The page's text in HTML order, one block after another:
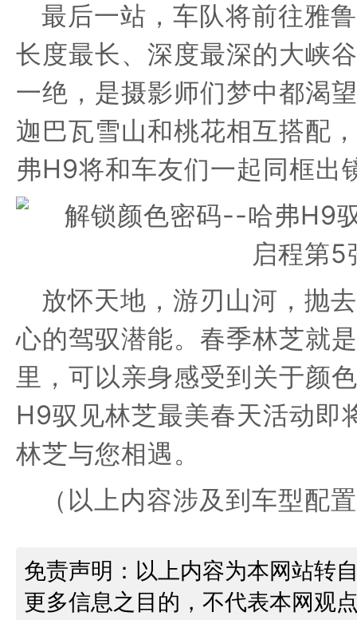
最后一站，车队将前往雅
长度最长、深度最深的大峡
一绝，是摄影师们梦中都渴
迦巴瓦雪山和桃花相互搭配，
弗H9将和车友们一起同框出
放怀天地，游刃山河，抛
心的驾驭潜能。 春季林芝就是
里，可以亲身感受到关于颜色
H9驭见林芝最美春天活动即
林芝与您相遇。
（以上内容涉及到车型配
免责声明：以上内容为本网站转
更多信息之目的，不代表本网观